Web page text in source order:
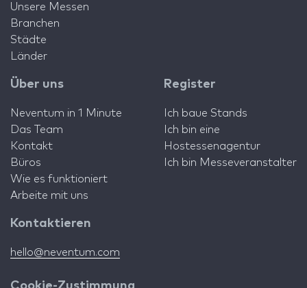
Unsere Messen
Branchen
Städte
Länder
Über uns
Neventum in 1 Minute
Das Team
Kontakt
Büros
Wie es funktioniert
Arbeite mit uns
Register
Ich baue Stands
Ich bin eine
Hostessenagentur
Ich bin Messeveranstalter
Kontaktieren
hello@neventum.com